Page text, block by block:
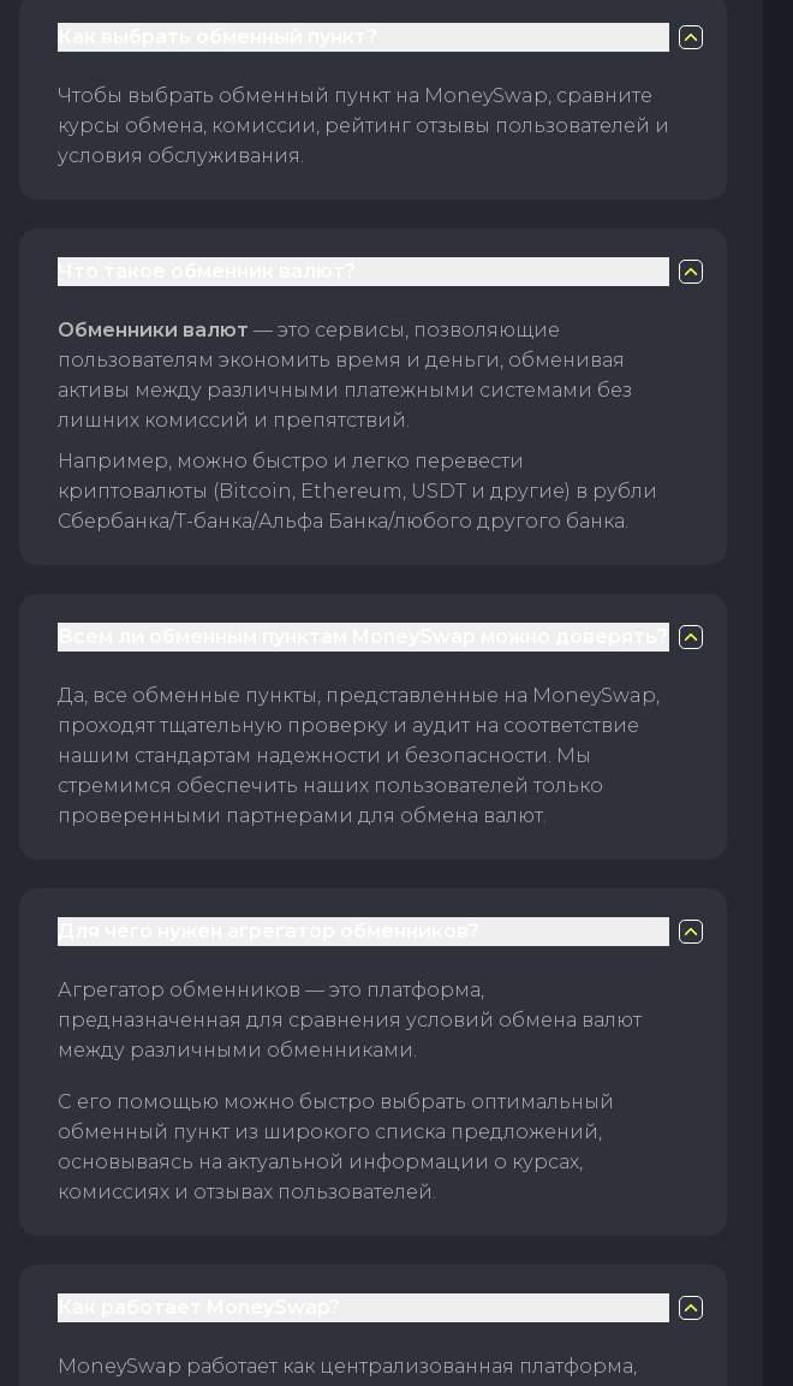
Чтобы выбрать обменный пункт на MoneySwap, сравните
курсы обмена, комиссии, рейтинг отзывы пользователей и
условия обслуживания.
Обменники валют — это сервисы, позволяющие
пользователям экономить время и деньги, обменивая
активы между различными платежными системами без
лишних комиссий и препятствий.
Например, можно быстро и легко перевести
криптовалюты (Bitcoin, Ethereum, USDT и другие) в рубли
Сбербанка/Т-банка/Альфа Банка/любого другого банка.
Да, все обменные пункты, представленные на MoneySwap,
проходят тщательную проверку и аудит на соответствие
нашим стандартам надежности и безопасности. Мы
стремимся обеспечить наших пользователей только
проверенными партнерами для обмена валют.
Агрегатор обменников — это платформа,
предназначенная для сравнения условий обмена валют
между различными обменниками.
С его помощью можно быстро выбрать оптимальный
обменный пункт из широкого списка предложений,
основываясь на актуальной информации о курсах,
комиссиях и отзывах пользователей.
MoneySwap работает как централизованная платформа,